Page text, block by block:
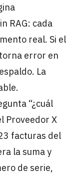
RAG: cada
real. Si el
error en
La
“¿cuál
Proveedor X
facturas del
la suma y
de serie,